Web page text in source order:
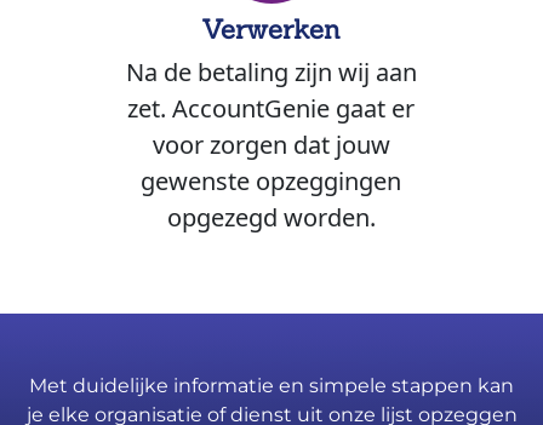
Verwerken
Na de betaling zijn wij aan
zet. AccountGenie gaat er
voor zorgen dat jouw
gewenste opzeggingen
opgezegd worden.
Met duidelijke informatie en simpele stappen kan
je elke organisatie of dienst uit onze lijst opzeggen